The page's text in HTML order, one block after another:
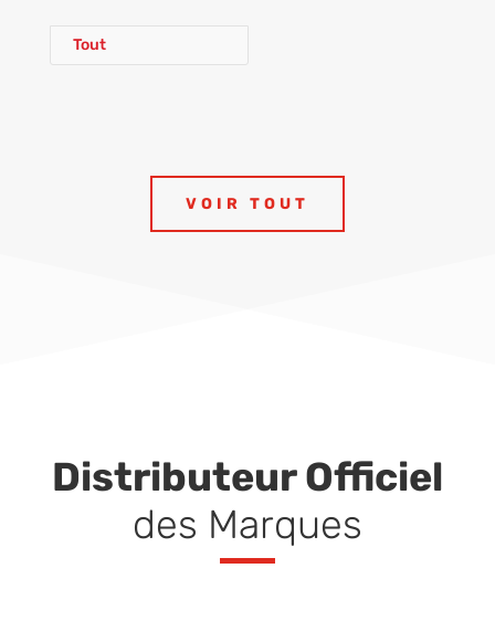
Tout
VOIR TOUT
Distributeur Officiel
des Marques